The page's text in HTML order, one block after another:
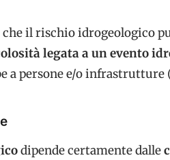
il rischio idrogeologico
legata a un evento
a persone e/o infrastrutture
dipende certamente dalle